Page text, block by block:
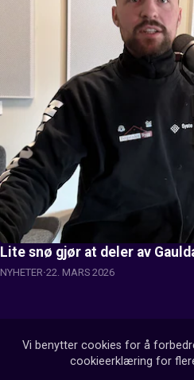
Lite snø gjør at deler av
NYHETER 22. MARS 2026
Vi benytter cookies for å
cookieerklæring for